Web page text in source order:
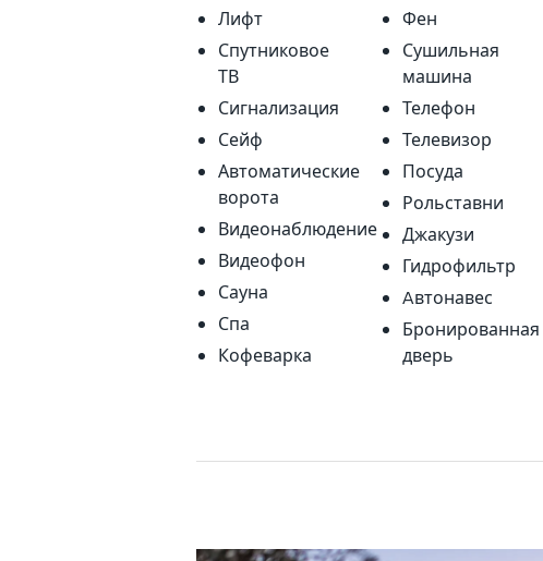
Лифт
Спутниковое
ТВ
Сигнализация
Сейф
Автоматические
ворота
Видеонаблюдение
Видеофон
Сауна
Спа
Кофеварка
Фен
Сушильная
машина
Телефон
Телевизор
Посуда
Рольставни
Джакузи
Гидрофильтр
Aвтонавес
Бронированная
дверь